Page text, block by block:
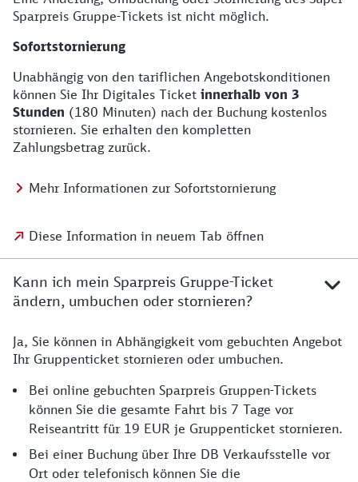
Sparpreis Gruppe-Tickets ist nicht möglich.
Sofortstornierung
Unabhängig von den tariflichen Angebotskonditionen
können Sie Ihr Digitales Ticket innerhalb von 3
Stunden (180 Minuten) nach der Buchung kostenlos
stornieren. Sie erhalten den kompletten
Zahlungsbetrag zurück.
Mehr Informationen zur Sofortstornierung
Diese Information in neuem Tab öffnen
Kann ich mein Sparpreis Gruppe-Ticket
ändern, umbuchen oder stornieren?
Ja, Sie können in Abhängigkeit vom gebuchten Angebot
Ihr Gruppenticket stornieren oder umbuchen.
Bei online gebuchten Sparpreis Gruppen-Tickets
können Sie die gesamte Fahrt bis 7 Tage vor
Reiseantritt für 19 EUR je Gruppenticket stornieren.
Bei einer Buchung über Ihre DB Verkaufsstelle vor
Ort oder telefonisch können Sie die